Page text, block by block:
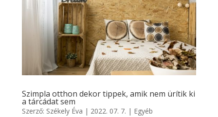
Szimpla otthon dekor tippek, amik nem ürítik ki
a tárcádat sem
Szerző: Székely Éva | 2022. 07. 7. | Egyéb